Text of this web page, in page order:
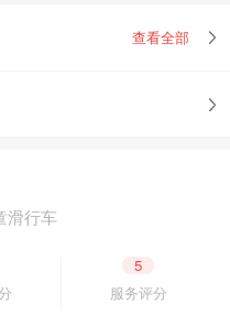
查看全部
滑行车
5
服务评分